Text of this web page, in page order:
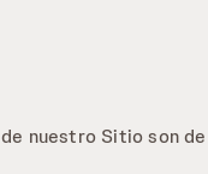
nuestro Sitio son